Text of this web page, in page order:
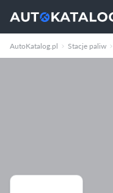
AutoKatalog.pl Stacje paliw